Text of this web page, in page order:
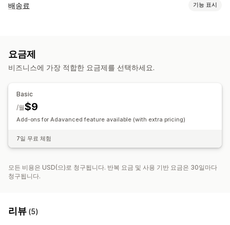
배송료 기능 표시
요금제
비즈니스에 가장 적합한 요금제를 선택하세요.
Basic
$9
/월
Add-ons for Adavanced feature available (with extra pricing)
7일 무료 체험
모든 비용은 USD(으)로 청구됩니다. 반복 요금 및 사용 기반 요금은 30일마다
청구됩니다.
리뷰 (5)